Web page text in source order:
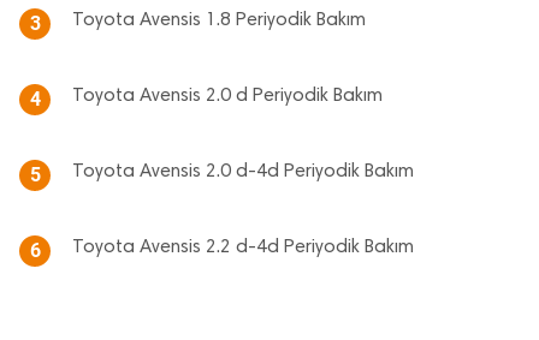
3 Toyota Avensis 1.8 Periyodik Bakım
4 Toyota Avensis 2.0 d Periyodik Bakım
5 Toyota Avensis 2.0 d-4d Periyodik Bakım
6 Toyota Avensis 2.2 d-4d Periyodik Bakım